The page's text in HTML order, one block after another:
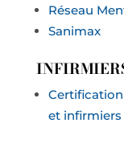
Réseau
Sanimax
et infirmiers